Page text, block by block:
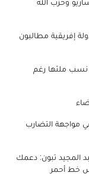
الدخول للولايات المتحدة: مواطنو 30 دولة إفريقية مطالبون
ملئها رغم
مواجهة التضارب
المجيد تبون: دعمك
خط أحمر